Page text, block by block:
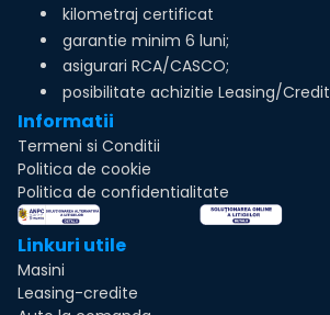
kilometraj certificat
garantie minim 6 luni;
asigurari RCA/CASCO;
posibilitate achizitie Leasing/Credit
Informatii
Termeni si Conditii
Politica de cookie
Politica de confidentialitate
Linkuri utile
Masini
Leasing-credite